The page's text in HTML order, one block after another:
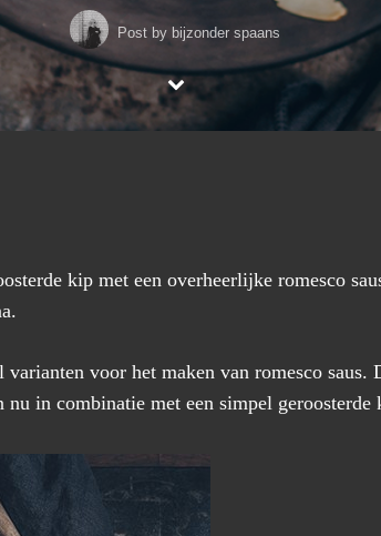
Post by bijzonder spaans
kip met een overheerlijke romesco
varianten voor het maken van romesco
nu in combinatie met een simpel